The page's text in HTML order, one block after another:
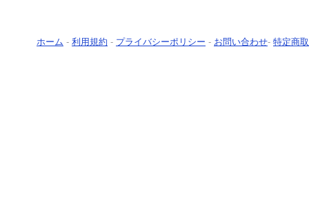
ホーム - 利用規約 - プライバシーポリシー - お問い合わせ- 特定商